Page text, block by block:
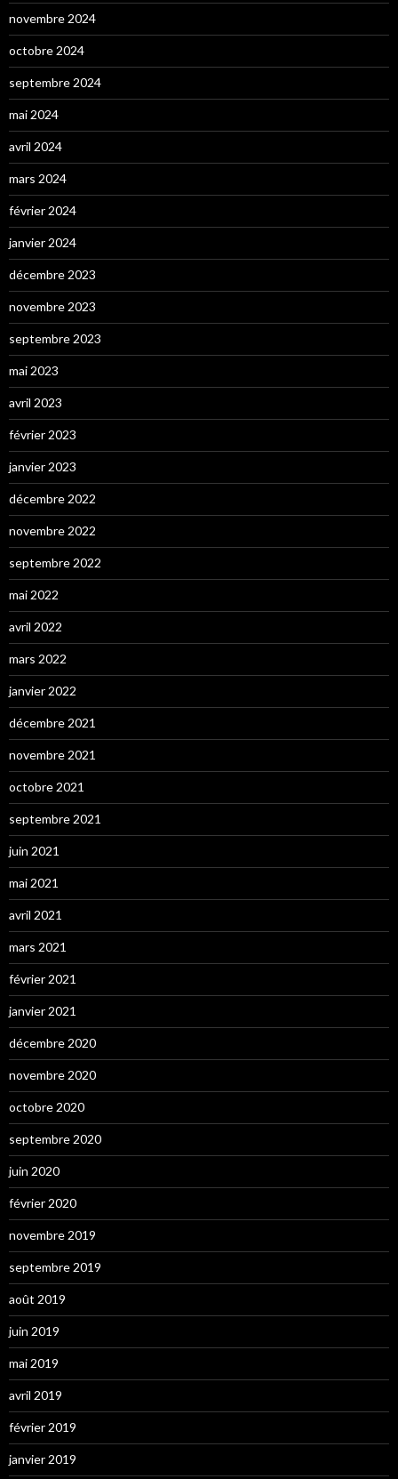
novembre 2024
octobre 2024
septembre 2024
mai 2024
avril 2024
mars 2024
février 2024
janvier 2024
décembre 2023
novembre 2023
septembre 2023
mai 2023
avril 2023
février 2023
janvier 2023
décembre 2022
novembre 2022
septembre 2022
mai 2022
avril 2022
mars 2022
janvier 2022
décembre 2021
novembre 2021
octobre 2021
septembre 2021
juin 2021
mai 2021
avril 2021
mars 2021
février 2021
janvier 2021
décembre 2020
novembre 2020
octobre 2020
septembre 2020
juin 2020
février 2020
novembre 2019
septembre 2019
août 2019
juin 2019
mai 2019
avril 2019
février 2019
janvier 2019